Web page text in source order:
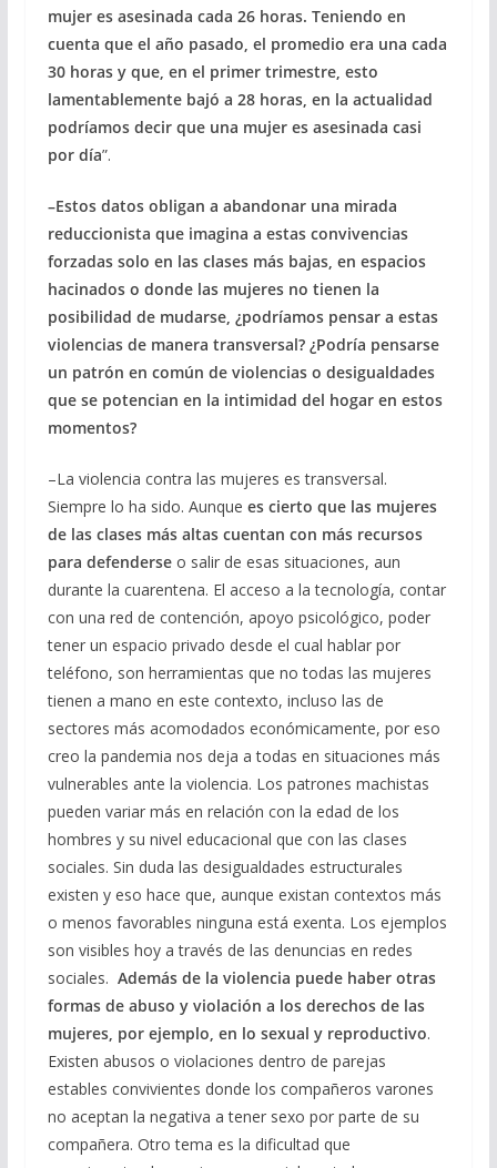
mujer es asesinada cada 26 horas. Teniendo en
cuenta que el año pasado, el promedio era una cada
30 horas y que, en el primer trimestre, esto
lamentablemente bajó a 28 horas, en la actualidad
podríamos decir que una mujer es asesinada casi
por día”.
–Estos datos obligan a abandonar una mirada
reduccionista que imagina a estas convivencias
forzadas solo en las clases más bajas, en espacios
hacinados o donde las mujeres no tienen la
posibilidad de mudarse, ¿podríamos pensar a estas
violencias de manera transversal? ¿Podría pensarse
un patrón en común de violencias o desigualdades
que se potencian en la intimidad del hogar en estos
momentos?
–La violencia contra las mujeres es transversal.
Siempre lo ha sido. Aunque es cierto que las mujeres
de las clases más altas cuentan con más recursos
para defenderseo salir de esas situaciones, aun
durante la cuarentena. El acceso a la tecnología, contar
con una red de contención, apoyo psicológico, poder
tener un espacio privado desde el cual hablar por
teléfono, son herramientas que no todas las mujeres
tienen a mano en este contexto, incluso las de
sectores más acomodados económicamente, por eso
creo la pandemia nos deja a todas en situaciones más
vulnerables ante la violencia. Los patrones machistas
pueden variar más en relación con la edad de los
hombres y su nivel educacional que con las clases
sociales. Sin duda las desigualdades estructurales
existen y eso hace que, aunque existan contextos más
o menos favorables ninguna está exenta. Los ejemplos
son visibles hoy a través de las denuncias en redes
sociales. Además de la violencia puede haber otras
formas de abuso y violación a los derechos de las
mujeres, por ejemplo, en lo sexual y reproductivo.
Existen abusos o violaciones dentro de parejas
estables convivientes donde los compañeros varones
no aceptan la negativa a tener sexo por parte de su
compañera. Otro tema es la dificultad que